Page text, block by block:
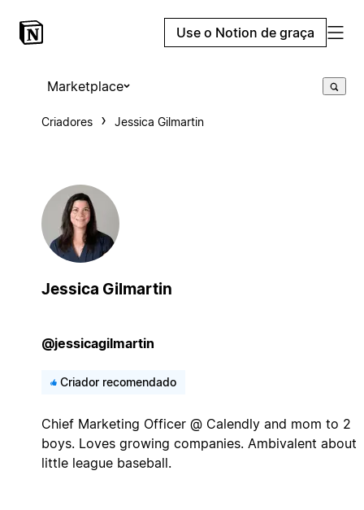
Use o Notion de graça
Marketplace
Criadores Jessica Gilmartin
Jessica Gilmartin
@jessicagilmartin
Criador recomendado
Chief Marketing Officer @ Calendly and mom to 2
boys. Loves growing companies. Ambivalent about
little league baseball.